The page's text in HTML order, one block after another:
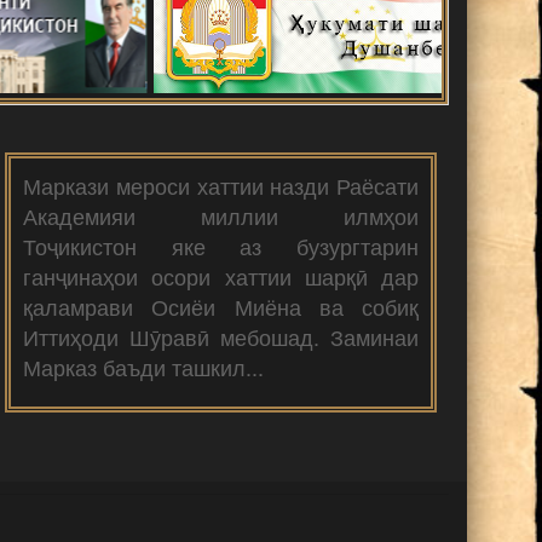
Маркази мероси хаттии назди Раёсати
Академияи миллии илмҳои
Тоҷикистон яке аз бузургтарин
ганҷинаҳои осори хаттии шарқӣ дар
қаламрави Осиёи Миёна ва собиқ
Иттиҳоди Шӯравӣ мебошад. Заминаи
Марказ баъди ташкил...